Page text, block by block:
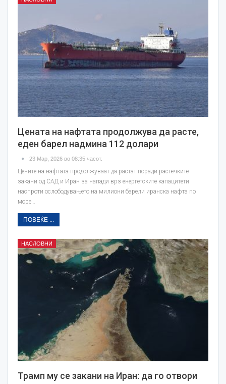
Цената на нафтата продолжува да расте,
еден барел надмина 112 долари
23 Мар, 2026 во 08:35 часот.
Цените на нафтата продолжуваат да растат поради растечките
закани од САД и Иран за напади врз енергетските капацитети
наспроти ослободувањето на милиони барели иранска нафта по
море…
ПОВЕЌЕ ...
НАСЛОВНИ
Трамп му се закани на Иран: да го отвори